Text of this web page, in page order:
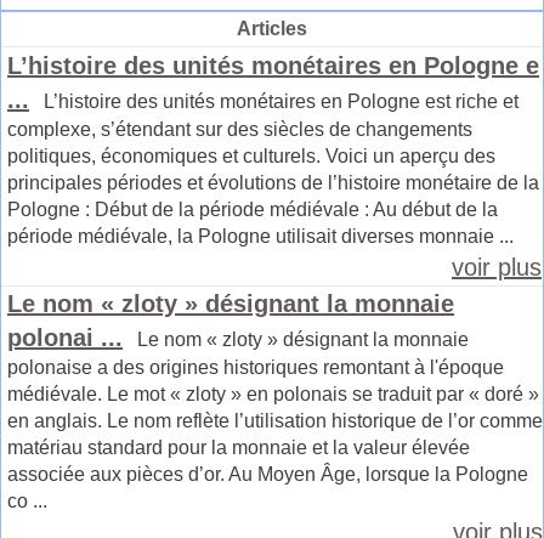
Articles
L’histoire des unités monétaires en Pologne e
... L’histoire des unités monétaires en Pologne est riche et
complexe, s’étendant sur des siècles de changements
politiques, économiques et culturels. Voici un aperçu des
principales périodes et évolutions de l’histoire monétaire de la
Pologne : Début de la période médiévale : Au début de la
période médiévale, la Pologne utilisait diverses monnaie ...
voir plus
Le nom « zloty » désignant la monnaie
polonai ... Le nom « zloty » désignant la monnaie
polonaise a des origines historiques remontant à l'époque
médiévale. Le mot « zloty » en polonais se traduit par « doré »
en anglais. Le nom reflète l’utilisation historique de l’or comme
matériau standard pour la monnaie et la valeur élevée
associée aux pièces d’or. Au Moyen Âge, lorsque la Pologne
co ...
voir plus